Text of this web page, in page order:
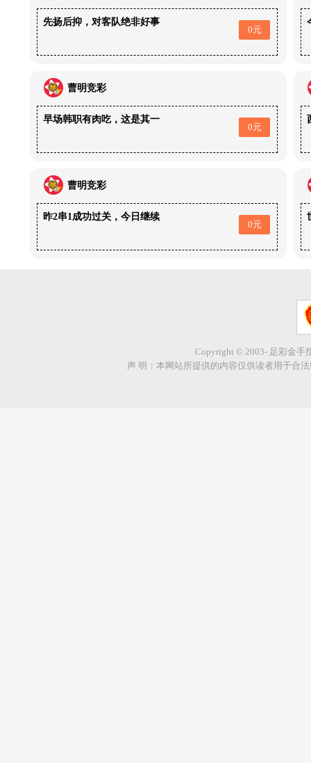
先扬后抑，对客队绝非好事
0元
曹明竞彩
早场韩职有肉吃，这是其一
0元
曹明竞彩
昨2串1成功过关，今日继续
0元
Copyright © 2003- 足彩金手
声 明：本网站所提供的内容仅供读者用于合